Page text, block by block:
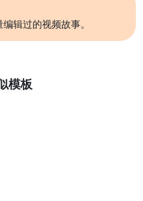
辑过的视频故事。
模板
更多